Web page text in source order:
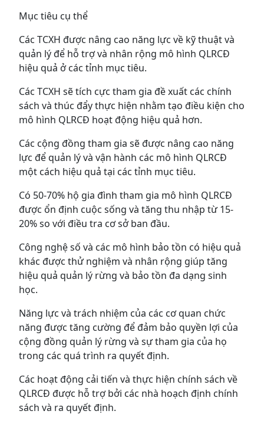
Mục tiêu cụ thể
Các TCXH được nâng cao năng lực về kỹ thuật và
quản lý để hỗ trợ và nhân rộng mô hình QLRCĐ
hiệu quả ở các tỉnh mục tiêu.
Các TCXH sẽ tích cực tham gia đề xuất các chính
sách và thúc đẩy thực hiện nhằm tạo điều kiện cho
mô hình QLRCĐ hoạt động hiệu quả hơn.
Các cộng đồng tham gia sẽ được nâng cao năng
lực để quản lý và vận hành các mô hình QLRCĐ
một cách hiệu quả tại các tỉnh mục tiêu.
Có 50-70% hộ gia đình tham gia mô hình QLRCĐ
được ổn định cuộc sống và tăng thu nhập từ 15-
20% so với điều tra cơ sở ban đầu.
Công nghệ số và các mô hình bảo tồn có hiệu quả
khác được thử nghiệm và nhân rộng giúp tăng
hiệu quả quản lý rừng và bảo tồn đa dạng sinh
học.
Năng lực và trách nhiệm của các cơ quan chức
năng được tăng cường để đảm bảo quyền lợi của
cộng đồng quản lý rừng và sự tham gia của họ
trong các quá trình ra quyết định.
Các hoạt động cải tiến và thực hiện chính sách về
QLRCĐ được hỗ trợ bởi các nhà hoạch định chính
sách và ra quyết định.